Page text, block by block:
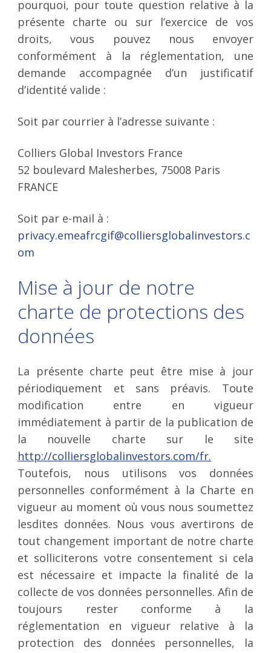
pourquoi, pour toute question relative à la
présente charte ou sur l’exercice de vos
droits, vous pouvez nous envoyer
conformément à la réglementation, une
demande accompagnée d’un justificatif
d’identité valide :
Soit par courrier à l’adresse suivante :
Colliers Global Investors France
52 boulevard Malesherbes, 75008 Paris
FRANCE
Soit par e-mail à :
privacy.emeafrcgif@colliersglobalinvestors.c
om ​
Mise à jour de notre
charte de protections des
données
La présente charte peut être mise à jour
périodiquement et sans préavis. Toute
modification entre en vigueur
immédiatement à partir de la publication de
la nouvelle charte sur le site
http://colliersglobalinvestors.com/fr.
Toutefois, nous utilisons vos données
personnelles conformément à la Charte en
vigueur au moment où vous nous soumettez
lesdites données. Nous vous avertirons de
tout changement important de notre charte
et solliciterons votre consentement si cela
est nécessaire et impacte la finalité de la
collecte de vos données personnelles. Afin de
toujours rester conforme à la
réglementation en vigueur relative à la
protection des données personnelles, la